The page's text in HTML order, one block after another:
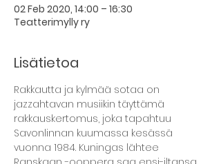
02 Feb 2020, 14:00 – 16:30
Teatterimylly ry
Lisätietoa
Rakkautta ja kylmää sotaa on
jazzahtavan musiikin täyttämä
rakkauskertomus, joka tapahtuu
Savonlinnan kuumassa kesässä
vuonna 1984. Kuningas lähtee